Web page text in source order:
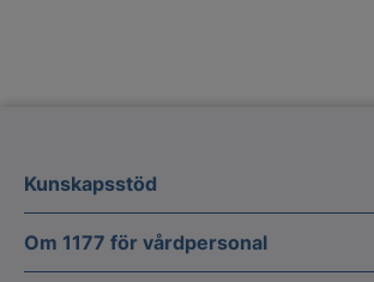
Kunskapsstöd
Om 1177 för vårdpersonal